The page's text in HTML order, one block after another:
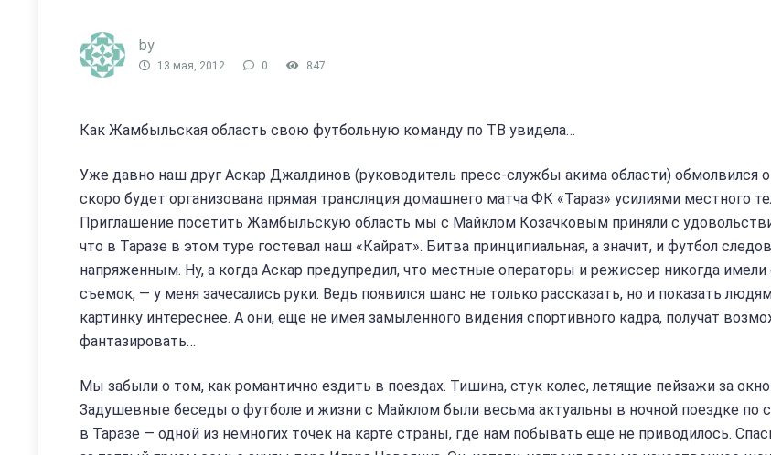
by
13 мая, 2012 0 847
Как Жамбыльская область свою футбольную команду по ТВ увидела…
Уже давно наш друг Аскар Джалдинов (руководитель пресс-службы акима области) обмолвился
скоро будет организована прямая трансляция домашнего матча ФК «Тараз» усилиями местного
Приглашение посетить Жамбыльскую область мы с Майклом Козачковым приняли с
что в Таразе в этом туре гостевал наш «Кайрат». Битва принципиальная, а значит, и футбол
напряженным. Ну, а когда Аскар предупредил, что местные операторы и режиссер никогда имели
съемок, — у меня зачесались руки. Ведь появился шанс не только рассказать, но и показать
картинку интереснее. А они, еще не имея замыленного видения спортивного кадра, получат
фантазировать…
Мы забыли о том, как романтично ездить в поездах. Тишина, стук колес, летящие пейзажи за
Задушевные беседы о футболе и жизни с Майклом были весьма актуальны в ночной поездке по
в Таразе — одной из немногих точек на карте страны, где нам побывать еще не приводилось.